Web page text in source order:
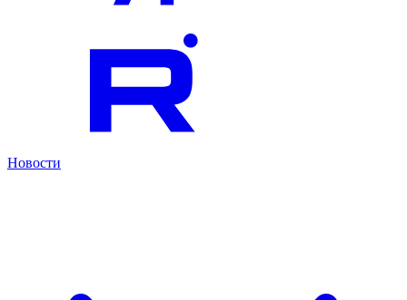
Новости